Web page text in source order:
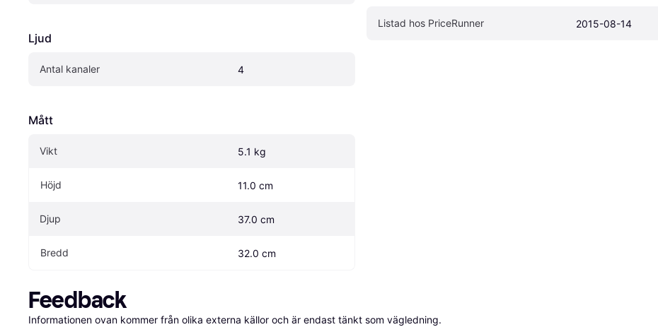
Ljud
Antal kanaler 4
Mått
Vikt 5.1 kg
Höjd 11.0 cm
Djup 37.0 cm
Bredd 32.0 cm
Listad hos PriceRunner 2015-08-14
Feedback
Informationen ovan kommer från olika externa källor och är endast tänkt som vägledning.